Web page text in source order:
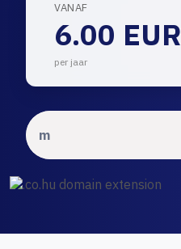
VANAF
6.00 EUR
per jaar